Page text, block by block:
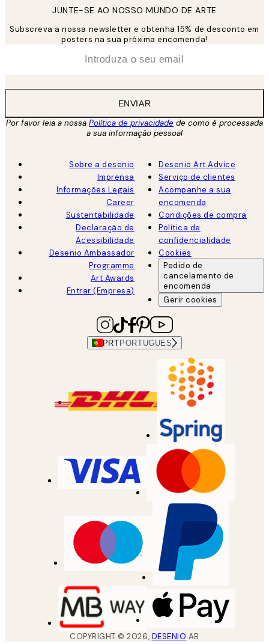
JUNTE-SE AO NOSSO MUNDO DE ARTE
Subscreva a nossa newsletter e obtenha 15% de desconto em
posters na sua próxima encomenda!
ENVIAR
Por favor leia a nossa Política de privacidade de como é processada
a sua informação pessoal
Sobre a desenio
Imprensa
Informações Legais
Career
Sustentabilidade
Declaração de
Acessibilidade
Desenio Ambassador
Programme
Art Awards
Entrar (Empresa)
Desenio Art Advice
Serviço de clientes
Acompanhe a sua
encomenda
Condições de compra
Política de
confidencialidade
Cookies
Pedido de
cancelamento de
encomenda
Gerir cookies
PRT PORTUGUES
COPYRIGHT ©2026, DESENIO AB